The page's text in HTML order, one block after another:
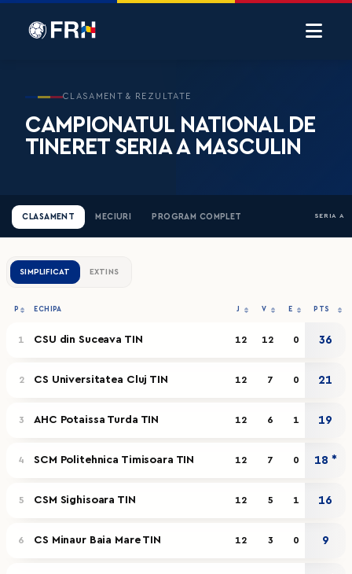
CLASAMENT & REZULTATE
CAMPIONATUL NATIONAL DE
TINERET SERIA A MASCULIN
SERIA A
CLASAMENT MECIURI PROGRAM COMPLET
SIMPLIFICAT EXTINS
P ECHIPA J V E PTS
1 CSU din Suceava TIN 12 12 0 36
2 CS Universitatea Cluj TIN 12 7 0 21
3 AHC Potaissa Turda TIN 12 6 1 19
4 SCM Politehnica Timisoara TIN 12 7 0 18 *
5 CSM Sighisoara TIN 12 5 1 16
6 CS Minaur Baia Mare TIN 12 3 0 9